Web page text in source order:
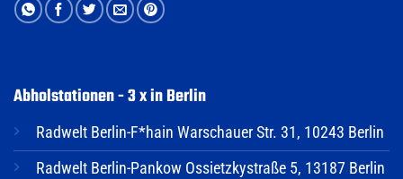
Abholstationen - 3 x in Berlin
Radwelt Berlin-F*hain Warschauer Str. 31, 10243 Berlin
Radwelt Berlin-Pankow Ossietzkystraße 5, 13187 Berlin